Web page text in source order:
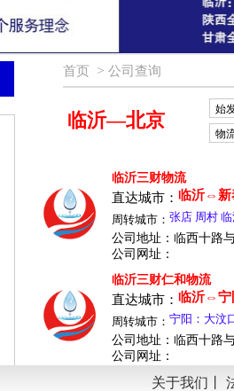
首页 > 公司查询
临沂—北京
始
物
临沂三财物流
直达城市： 临沂⇔新
周转城市：
公司地址：临西十路
公司网址：
临沂三财仁和物流
直达城市： 临沂⇔宁
周转城市：
公司网址：
关于我们丨